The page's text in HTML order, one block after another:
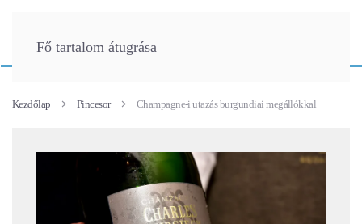
Fő tartalom átugrása
Kezdőlap Pincesor Champagne-i utazás burgundiai megállókkal